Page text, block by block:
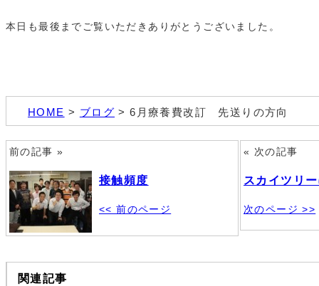
本日も最後までご覧いただきありがとうございました。
HOME > ブログ > 6月療養費改訂 先送りの方向
前の記事 »
接触頻度
<< 前のページ
« 次の記事
スカイツリ
次のページ >>
関連記事